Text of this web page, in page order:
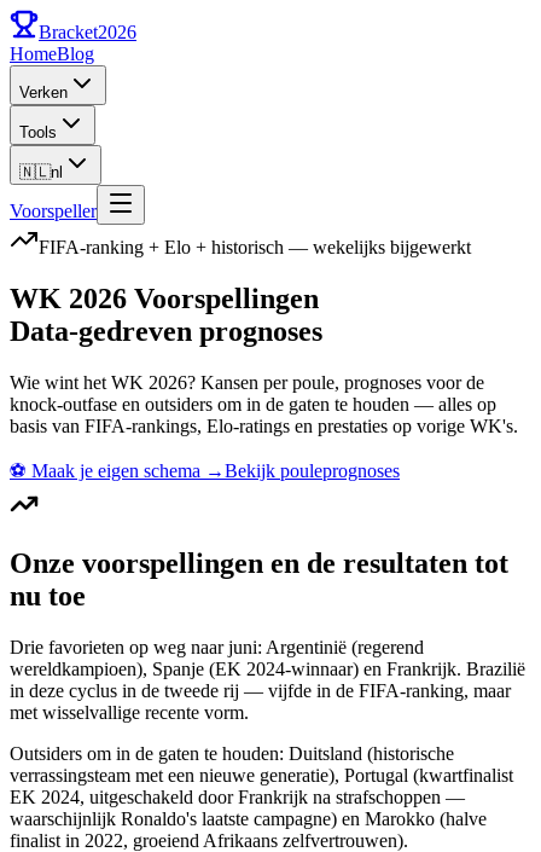
Bracket2026
HomeBlog
Verken
Tools
🇳🇱nl
Voorspeller
FIFA-ranking + Elo + historisch — wekelijks bijgewerkt
WK 2026 Voorspellingen
Data-gedreven prognoses
Wie wint het WK 2026? Kansen per poule, prognoses voor de
knock-outfase en outsiders om in de gaten te houden — alles op
basis van FIFA-rankings, Elo-ratings en prestaties op vorige WK's.
⚽ Maak je eigen schema →Bekijk pouleprognoses
Onze voorspellingen en de resultaten tot
nu toe
Drie favorieten op weg naar juni: Argentinië (regerend
wereldkampioen), Spanje (EK 2024-winnaar) en Frankrijk. Brazilië
in deze cyclus in de tweede rij — vijfde in de FIFA-ranking, maar
met wisselvallige recente vorm.
Outsiders om in de gaten te houden: Duitsland (historische
verrassingsteam met een nieuwe generatie), Portugal (kwartfinalist
EK 2024, uitgeschakeld door Frankrijk na strafschoppen —
waarschijnlijk Ronaldo's laatste campagne) en Marokko (halve
finalist in 2022, groeiend Afrikaans zelfvertrouwen).